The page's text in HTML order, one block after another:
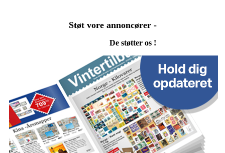
Støt vore annoncører -
De støtter os !